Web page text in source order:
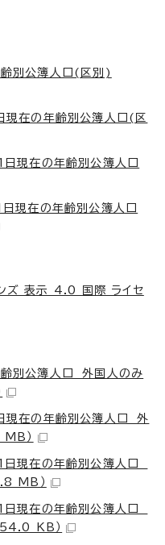
別公簿人口(区別)
在の年齢別公簿人口(区
現在の年齢別公簿人口
現在の年齢別公簿人口
ンズ 表示 4.0 国際 ライセ
別公簿人口 外国人のみ
在の年齢別公簿人口 外
）
現在の年齢別公簿人口
MB）
現在の年齢別公簿人口
KB）